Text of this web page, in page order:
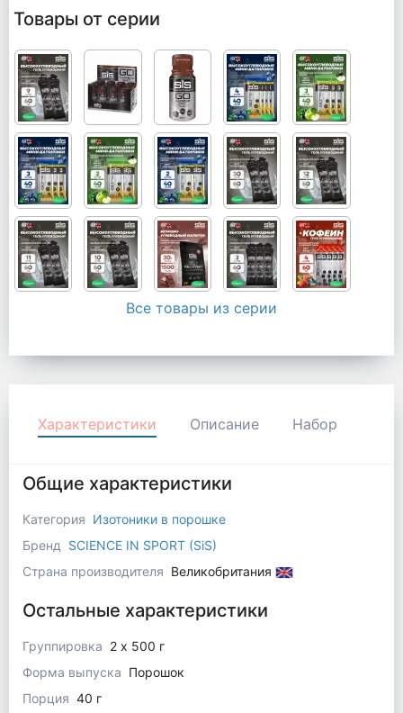
Товары от серии
Все товары из серии
Характеристики Описание Набор
Общие характеристики
Категория Изотоники в порошке
Бренд
SCIENCE IN SPORT (SiS)
Страна производителя Великобритания
Остальные характеристики
Группировка 2 x 500 г
Форма выпуска Порошок
Порция 40 г